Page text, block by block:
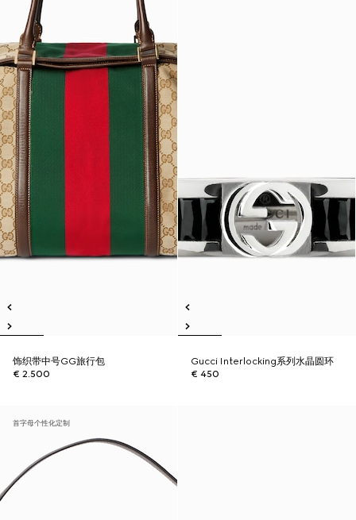
饰织带中号GG旅行包
€ 2.500
Gucci Interlocking系列水晶圆环
€ 450
首字母个性化定制